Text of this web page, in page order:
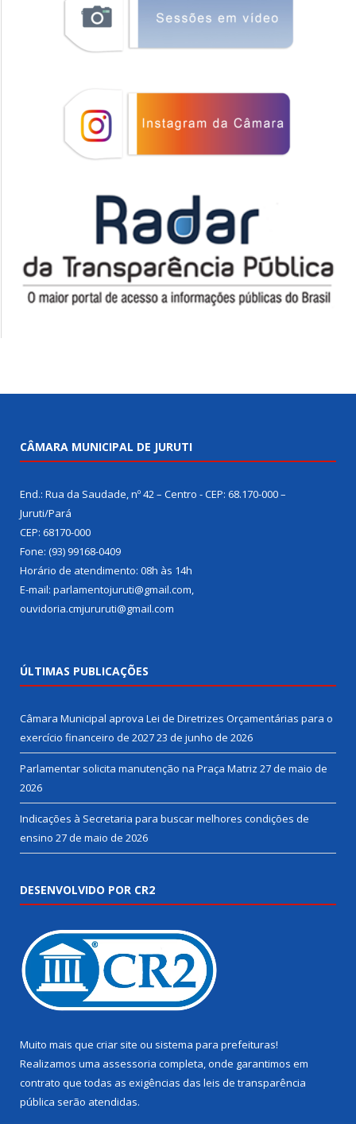
CÂMARA MUNICIPAL DE JURUTI
End.: Rua da Saudade, nº 42 – Centro - CEP: 68.170-000 –
Juruti/Pará
CEP: 68170-000
Fone: (93) 99168-0409
Horário de atendimento: 08h às 14h
E-mail: parlamentojuruti@gmail.com,
ouvidoria.cmjururuti@gmail.com
ÚLTIMAS PUBLICAÇÕES
Câmara Municipal aprova Lei de Diretrizes Orçamentárias para o
exercício financeiro de 202723 de junho de 2026
Parlamentar solicita manutenção na Praça Matriz 27 de maio de
2026
Indicações à Secretaria para buscar melhores condições de
ensino 27 de maio de 2026
DESENVOLVIDO POR CR2
Muito mais que criar site ou sistema para prefeituras!
Realizamos uma assessoria completa, onde garantimos em
contrato que todas as exigências das leis de transparência
pública serão atendidas.